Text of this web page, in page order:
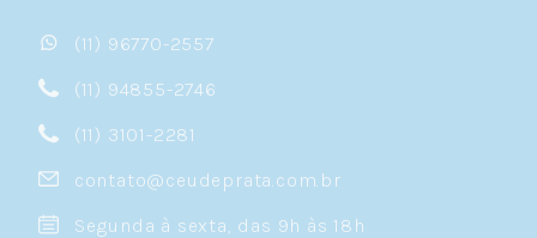
(11) 96770-2557
(11) 94855-2746
(11) 3101-2281
contato@ceudeprata.com.br
Segunda à sexta, das 9h às 18h